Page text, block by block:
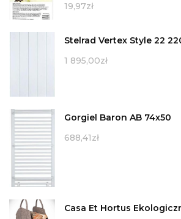
19,97zł
Stelrad Vertex Style 22
1 895,00zł
Gorgiel Baron AB 74x50
688,41zł
Casa Et Hortus